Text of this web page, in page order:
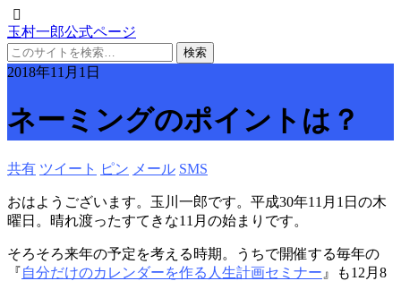
玉村一郎公式ページ
2018年11月1日
ネーミングのポイントは？
共有 ツイート ピン メール SMS
おはようございます。玉川一郎です。平成30年11月1日の木
曜日。晴れ渡ったすてきな11月の始まりです。
そろそろ来年の予定を考える時期。うちで開催する毎年の
『自分だけのカレンダーを作る人生計画セミナー 』も12月8